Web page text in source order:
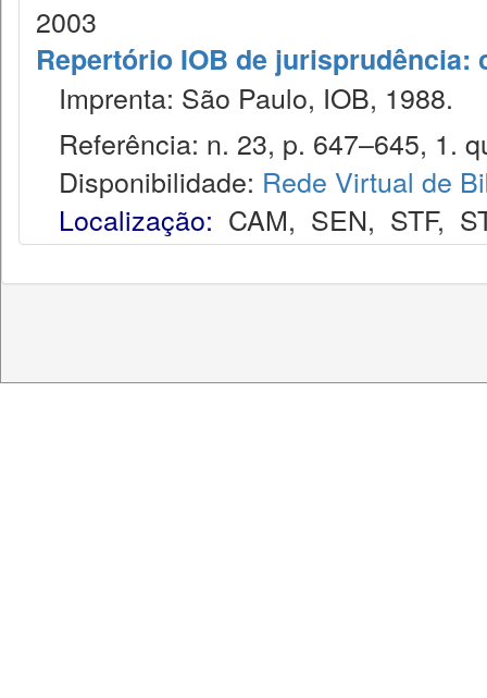
2003
Repertório IOB de
Imprenta: São Paulo, IOB, 1988.
Referência: n. 23, p. 647–645, 1.
Disponibilidade: Rede Virtual de
Localização: CAM, SEN, STF,